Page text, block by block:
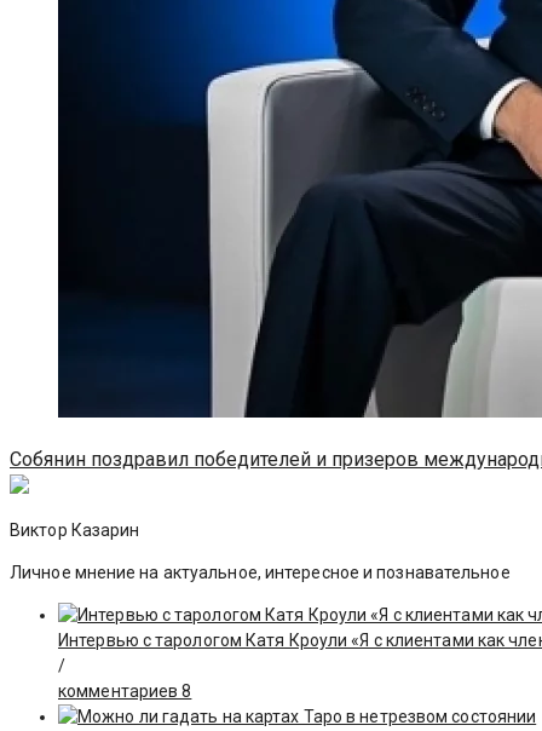
Собянин поздравил победителей и призеров
Виктор Казарин
Личное мнение на актуальное, интересное и познавательное
Интервью с тарологом Катя Кроули «Я с клиентами как
/
комментариев 8